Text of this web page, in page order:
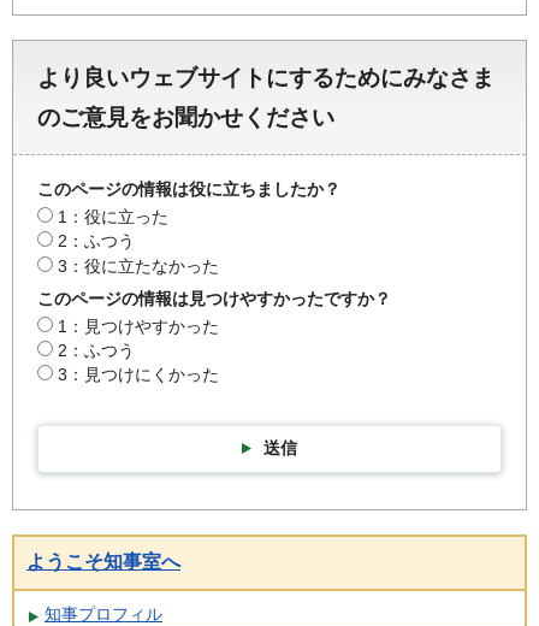
より良いウェブサイトにするためにみなさま
のご意見をお聞かせください
このページの情報は役に立ちましたか？
1：役に立った
2：ふつう
3：役に立たなかった
このページの情報は見つけやすかったですか？
1：見つけやすかった
2：ふつう
3：見つけにくかった
送信
ようこそ知事室へ
知事プロフィル